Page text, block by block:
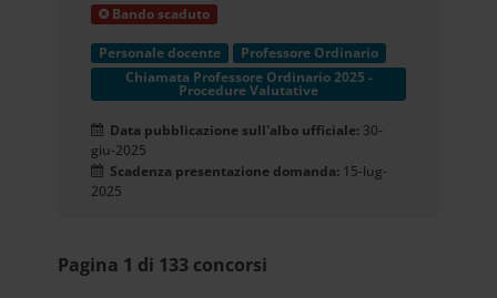
Bando scaduto
Personale docente
Professore Ordinario
Chiamata Professore Ordinario 2025 -
Procedure Valutative
Data pubblicazione sull'albo ufficiale: 30-
giu-2025
Scadenza presentazione domanda: 15-lug-
2025
Pagina 1 di 133 concorsi